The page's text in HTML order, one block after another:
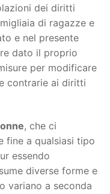
dei diritti
di ragazze e
e nel presente
dato il proprio
per modificare
contrarie ai diritti
, che ci
fine a qualsiasi tipo
essendo
diverse forme e
variano a seconda